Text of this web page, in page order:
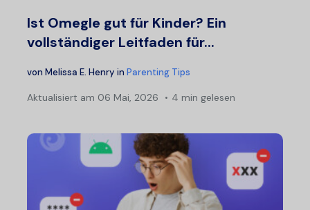
Ist Omegle gut für Kinder? Ein
vollständiger Leitfaden für...
von Melissa E. Henry in Parenting Tips
Aktualisiert am 06 Mai, 2026 4 min gelesen